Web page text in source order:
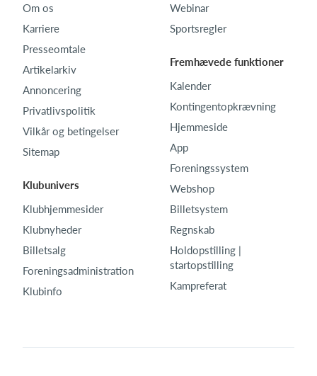
Om os
Karriere
Presseomtale
Artikelarkiv
Annoncering
Privatlivspolitik
Vilkår og betingelser
Sitemap
Klubunivers
Klubhjemmesider
Klubnyheder
Billetsalg
Foreningsadministration
Klubinfo
Webinar
Sportsregler
Fremhævede funktioner
Kalender
Kontingentopkrævning
Hjemmeside
App
Foreningssystem
Webshop
Billetsystem
Regnskab
Holdopstilling |
startopstilling
Kampreferat